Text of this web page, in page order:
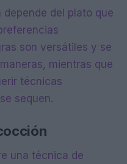
del plato que
son versátiles y se
mientras que
técnicas
sequen.
una técnica de